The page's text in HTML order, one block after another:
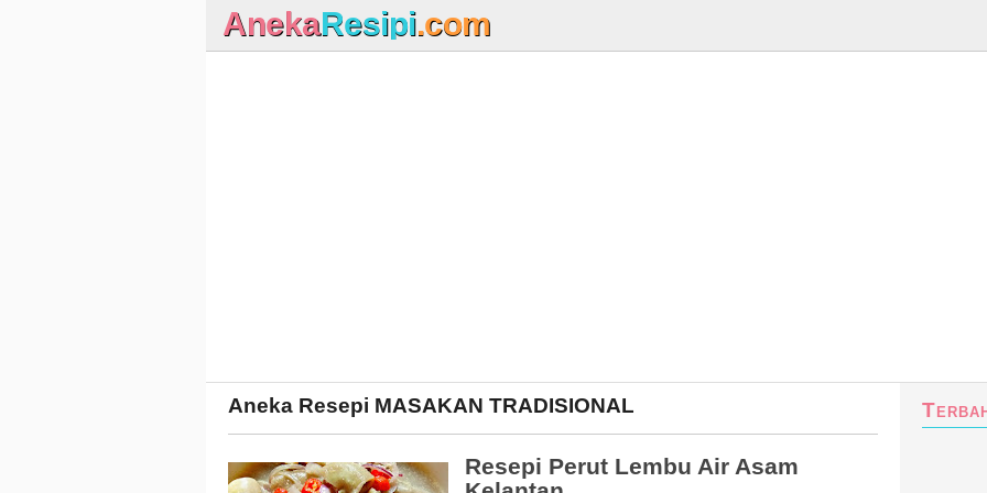
AnekaResipi.com
Aneka Resepi MASAKAN TRADISIONAL
Resepi Perut Lembu Air Asam